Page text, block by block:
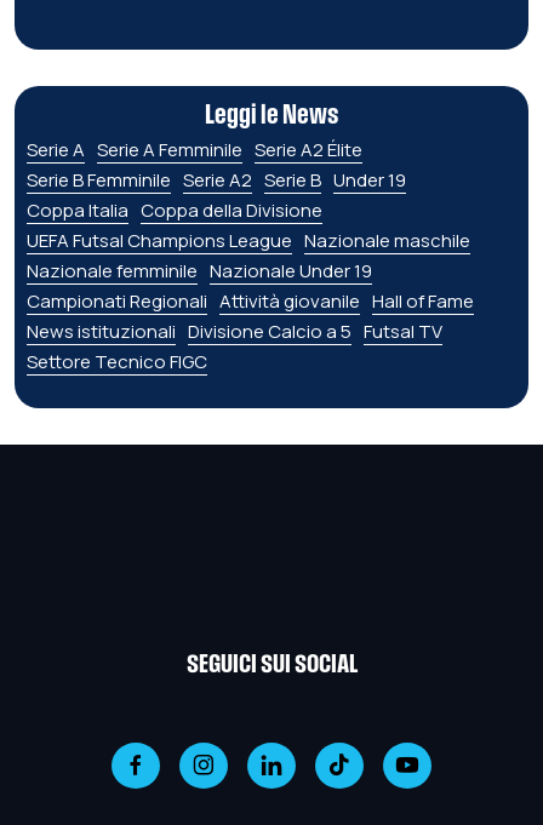
Leggi le News
Serie A Serie A Femminile Serie A2 Élite
Serie B Femminile Serie A2 Serie B Under 19
Coppa Italia Coppa della Divisione
UEFA Futsal Champions League Nazionale maschile
Nazionale femminile Nazionale Under 19
Campionati Regionali Attività giovanile Hall of Fame
News istituzionali Divisione Calcio a 5 Futsal TV
Settore Tecnico FIGC
SEGUICI SUI SOCIAL